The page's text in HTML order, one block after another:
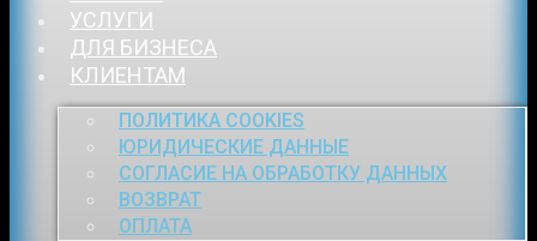
УСЛУГИ
ДЛЯ БИЗНЕСА
КЛИЕНТАМ
ПОЛИТИКА COOKIES
ЮРИДИЧЕСКИЕ ДАННЫЕ
СОГЛАСИЕ НА ОБРАБОТКУ ДАННЫХ
ВОЗВРАТ
ОПЛАТА